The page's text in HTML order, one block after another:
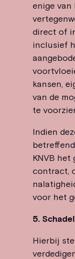
enige van
direct of
inclusief
kansen,
van de
te
Indien
KNVB
contract,
voor het
5.
Hierbij